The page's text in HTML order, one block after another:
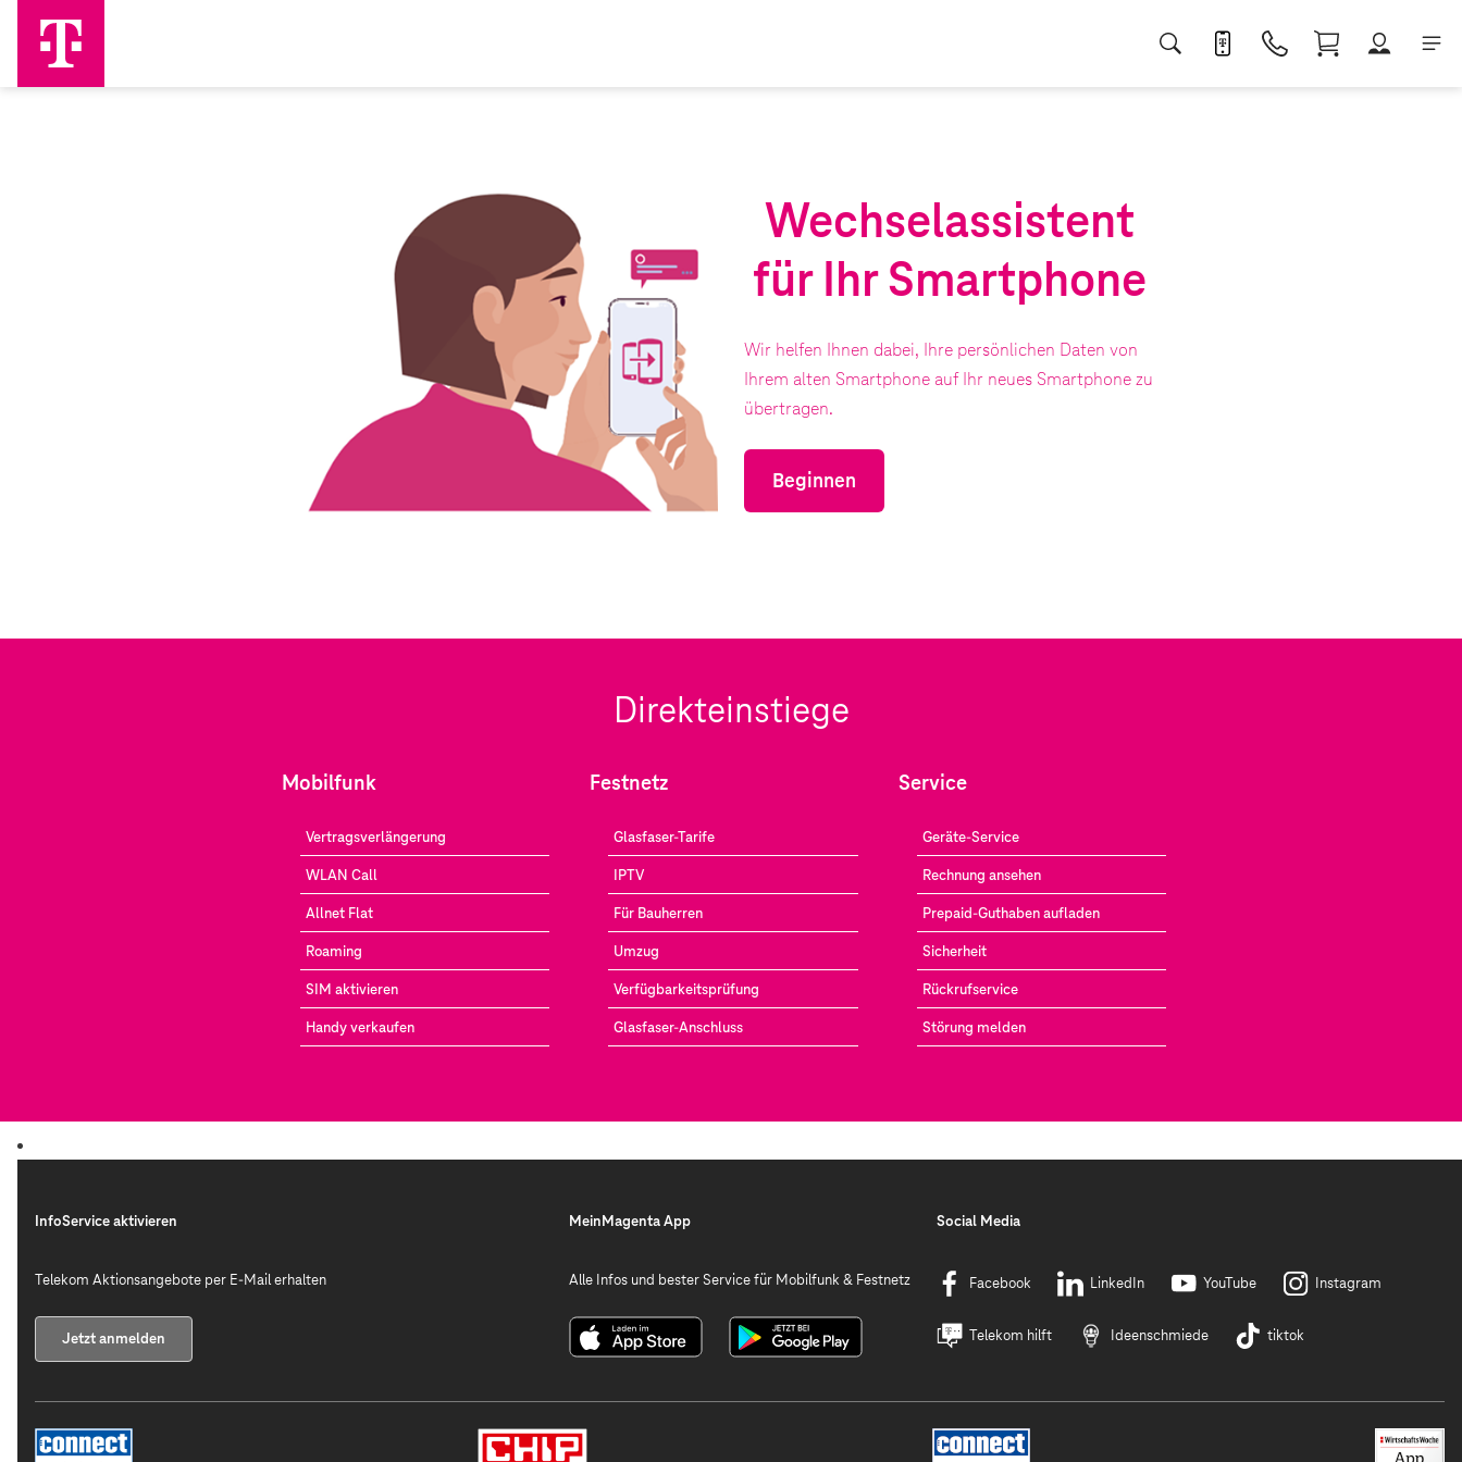
Wechselassistent
für Ihr Smartphone
Wir helfen Ihnen dabei, Ihre persönlichen Daten von
Ihrem alten Smartphone auf Ihr neues Smartphone zu
übertragen.
Beginnen
Direkteinstiege
Mobilfunk
Vertragsverlängerung
WLAN Call
Allnet Flat
Roaming
SIM aktivieren
Handy verkaufen
Festnetz
Glasfaser-Tarife
IPTV
Für Bauherren
Umzug
Verfügbarkeitsprüfung
Glasfaser-Anschluss
Service
Geräte-Service
Rechnung ansehen
Prepaid-Guthaben aufladen
Sicherheit
Rückrufservice
Störung melden
InfoService aktivieren
Telekom Aktionsangebote per E-Mail erhalten
Jetzt anmelden
MeinMagenta App
Alle Infos und bester Service für Mobilfunk & Festnetz
Social Media
Facebook LinkedIn YouTube Instagram
Telekom hilft Ideenschmiede tiktok